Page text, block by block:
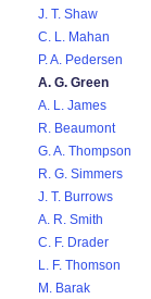
J. T. Shaw
C. L. Mahan
P. A. Pedersen
A. G. Green
A. L. James
R. Beaumont
G. A. Thompson
R. G. Simmers
J. T. Burrows
A. R. Smith
C. F. Drader
L. F. Thomson
M. Barak